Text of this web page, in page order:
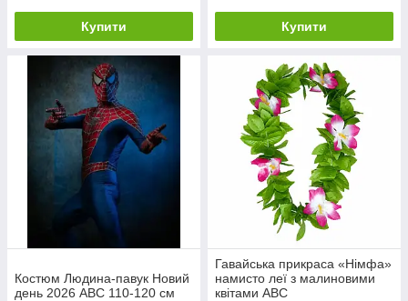
Купити Купити
Костюм Людина-павук Новий
день 2026 ABC 110-120 см
Гавайська прикраса «Німфа»
намисто леї з малиновими
квітами ABC